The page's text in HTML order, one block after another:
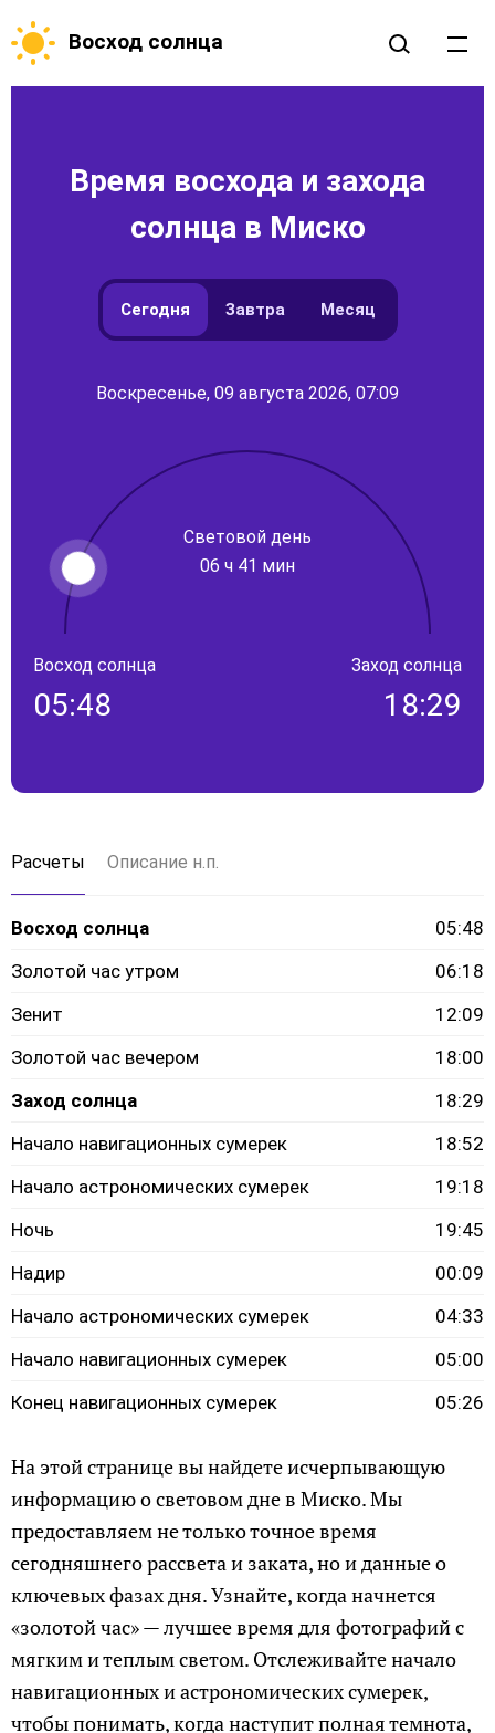
Восход солнца
Время восхода и захода
солнца в Миско
Сегодня Завтра Месяц
Воскресенье, 09 августа 2026, 07:09
Световой день
06 ч 41 мин
Восход солнца
05:48
Заход солнца
18:29
Расчеты Описание н.п.
Восход солнца
05:48
Золотой час утром
06:18
Зенит
12:09
Золотой час вечером
18:00
Заход солнца
18:29
Начало навигационных сумерек
18:52
Начало астрономических сумерек
19:18
Ночь
19:45
Надир
00:09
Начало астрономических сумерек
04:33
Начало навигационных сумерек
05:00
Конец навигационных сумерек
05:26
На этой странице вы найдете исчерпывающую
информацию о световом дне в Миско. Мы
предоставляем не только точное время
сегодняшнего рассвета и заката, но и данные о
ключевых фазах дня. Узнайте, когда начнется
«золотой час» — лучшее время для фотографий с
мягким и теплым светом. Отслеживайте начало
навигационных и астрономических сумерек,
чтобы понимать, когда наступит полная темнота,